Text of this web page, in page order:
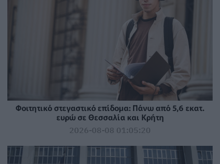
Φοιτητικό στεγαστικό επίδομα: Πάνω από 5,6 εκατ.
ευρώ σε Θεσσαλία και Κρήτη
2026-08-08 01:05:20